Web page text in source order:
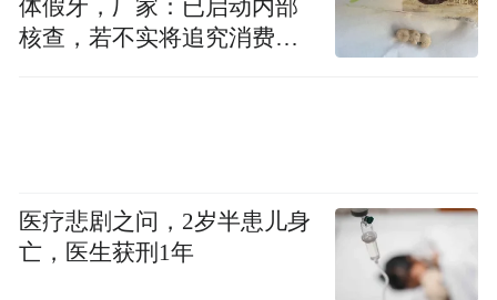
今年五月初，陈妤颉在世界接力赛中，与队
出61米83的成绩，夺得亚军。
来源：宁波体育
体假牙，厂家：已启动内部
核查，若不实将追究消费者
医疗悲剧之问，2岁半患儿身
亡，医生获刑1年